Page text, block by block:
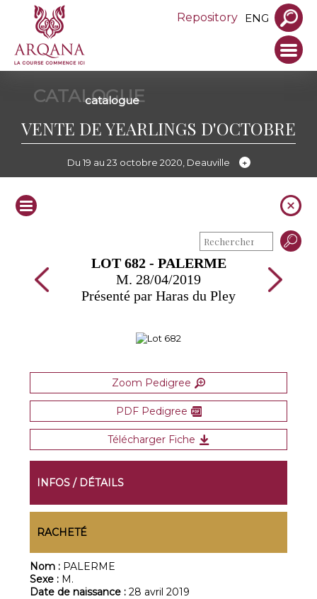
Repository ENG
CATALOGUE
catalogue
VENTE DE YEARLINGS D'OCTOBRE
Du 19 au 23 octobre 2020, Deauville
LOT 682 - PALERME
M. 28/04/2019
Présenté par Haras du Pley
Zoom Pedigree
PDF Pedigree
Télécharger Fiche
INFOS / DÉTAILS
RACHETÉ
Nom : PALERME
Sexe : M.
Date de naissance :28 avril 2019